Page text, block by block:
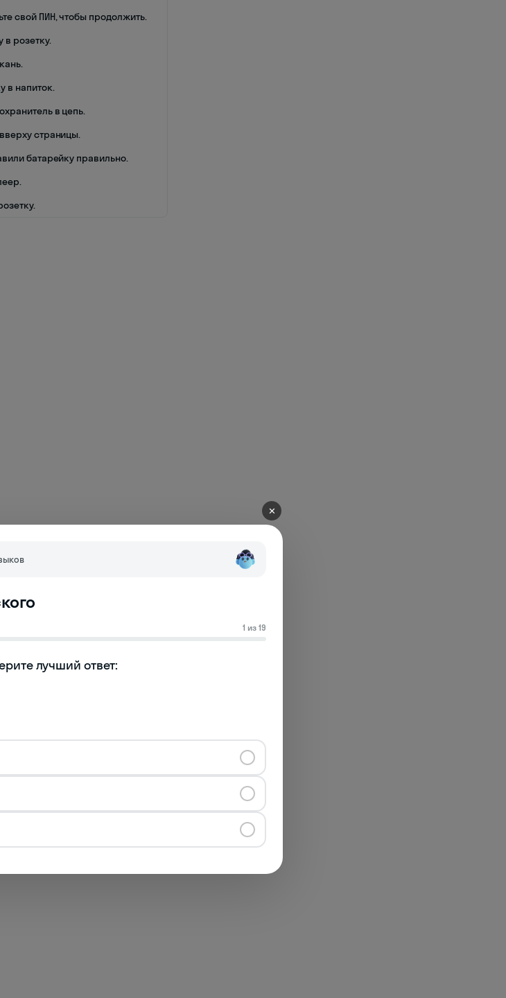
свой ПИН, чтобы продолжить.
в розетку.
в напиток.
в цепь.
страницы.
батарейку правильно.
✕
1 из 19
лучший ответ: